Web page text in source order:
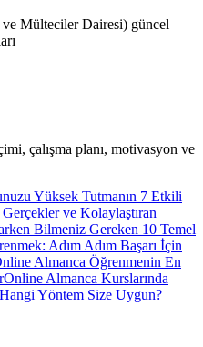
Mülteciler Dairesi) güncel
çalışma planı, motivasyon ve
Yüksek Tutmanın 7 Etkili
ve Kolaylaştıran
Bilmeniz Gereken 10 Temel
Adım Adım Başarı İçin
Almanca Öğrenmenin En
Online Almanca Kurslarında
Yöntem Size Uygun?